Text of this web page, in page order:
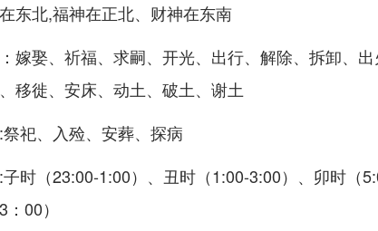
东北,福神在正北、财神在东南
嫁娶、祈福、求嗣、开光、出行、解除、拆卸、出
移徙、安床、动土、破土、谢土
祭祀、入殓、安葬、探病
时（23:00-1:00）、丑时（1:00-3:00）、卯时（
00）